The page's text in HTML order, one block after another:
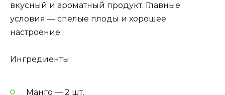
вкусный и ароматный продукт. Главные
условия — спелые плоды и хорошее
настроение.
Ингредиенты:
Манго — 2 шт.